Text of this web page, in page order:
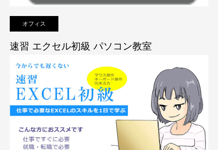
オフィス
速習 エクセル初級 パソコン教室